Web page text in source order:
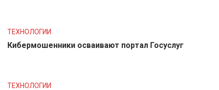
ТЕХНОЛОГИИ
Кибермошенники осваивают портал Госуслуг
ТЕХНОЛОГИИ